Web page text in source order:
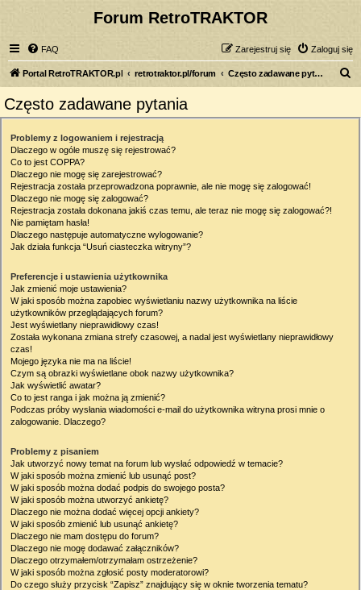
Forum RetroTRAKTOR
FAQ Zaloguj się
Zarejestruj się
Portal RetroTRAKTOR.pl retrotraktor.pl/forum Często zadawane pytania
Często zadawane pytania
Problemy z logowaniem i rejestracją
Dlaczego w ogóle muszę się rejestrować?
Co to jest COPPA?
Dlaczego nie mogę się zarejestrować?
Rejestracja została przeprowadzona poprawnie, ale nie mogę się zalogować!
Dlaczego nie mogę się zalogować?
Rejestracja została dokonana jakiś czas temu, ale teraz nie mogę się zalogować?!
Nie pamiętam hasła!
Dlaczego następuje automatyczne wylogowanie?
Jak działa funkcja “Usuń ciasteczka witryny”?
Preferencje i ustawienia użytkownika
Jak zmienić moje ustawienia?
W jaki sposób można zapobiec wyświetlaniu nazwy użytkownika na liście
użytkowników przeglądających forum?
Jest wyświetlany nieprawidłowy czas!
Została wykonana zmiana strefy czasowej, a nadal jest wyświetlany nieprawidłowy
czas!
Mojego języka nie ma na liście!
Czym są obrazki wyświetlane obok nazwy użytkownika?
Jak wyświetlić awatar?
Co to jest ranga i jak można ją zmienić?
Podczas próby wysłania wiadomości e-mail do użytkownika witryna prosi mnie o
zalogowanie. Dlaczego?
Problemy z pisaniem
Jak utworzyć nowy temat na forum lub wysłać odpowiedź w temacie?
W jaki sposób można zmienić lub usunąć post?
W jaki sposób można dodać podpis do swojego posta?
W jaki sposób można utworzyć ankietę?
Dlaczego nie można dodać więcej opcji ankiety?
W jaki sposób zmienić lub usunąć ankietę?
Dlaczego nie mam dostępu do forum?
Dlaczego nie mogę dodawać załączników?
Dlaczego otrzymałem/otrzymałam ostrzeżenie?
W jaki sposób można zgłosić posty moderatorowi?
Do czego służy przycisk “Zapisz” znajdujący się w oknie tworzenia tematu?